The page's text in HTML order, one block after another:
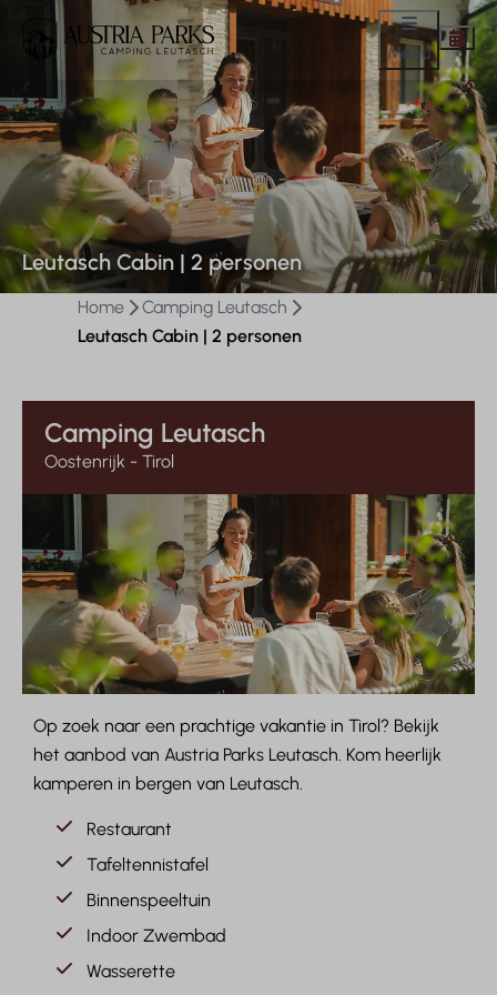
Menu
Leutasch Cabin | 2 personen
Home
Camping Leutasch
Leutasch Cabin | 2 personen
Camping Leutasch
Oostenrijk - Tirol
Op zoek naar een prachtige vakantie in Tirol? Bekijk
het aanbod van Austria Parks Leutasch. Kom heerlijk
kamperen in bergen van Leutasch.
Restaurant
Tafeltennistafel
Binnenspeeltuin
Indoor Zwembad
Wasserette